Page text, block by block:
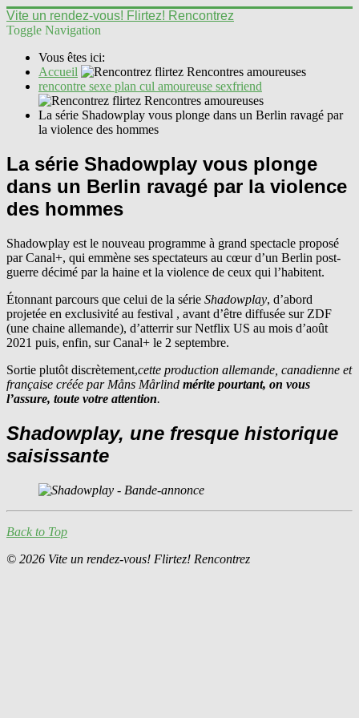
Vite un rendez-vous! Flirtez! Rencontrez
Toggle Navigation
Vous êtes ici:
Accueil
rencontre sexe plan cul amoureuse sexfriend
La série Shadowplay vous plonge dans un Berlin ravagé par
la violence des hommes
La série Shadowplay vous plonge
dans un Berlin ravagé par la violence
des hommes
Shadowplay est le nouveau programme à grand spectacle proposé
par Canal+, qui emmène ses spectateurs au cœur d’un Berlin post-
guerre décimé par la haine et la violence de ceux qui l’habitent.
Étonnant parcours que celui de la série Shadowplay, d’abord
projetée en exclusivité au festival , avant d’être diffusée sur ZDF
(une chaine allemande), d’atterrir sur Netflix US au mois d’août
2021 puis, enfin, sur Canal+ le 2 septembre.
Sortie plutôt discrètement,cette production allemande, canadienne et
française créée par Måns Mårlind mérite pourtant, on vous
l’assure, toute votre attention.
Shadowplay, une fresque historique
saisissante
Back to Top
© 2026 Vite un rendez-vous! Flirtez! Rencontrez